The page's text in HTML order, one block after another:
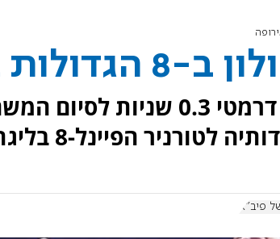
באירופה
אחרי הארכה, עם סל דרמטי 0.3
הפיינל-8 בליגת האלופות של פיב"א
פיב"א